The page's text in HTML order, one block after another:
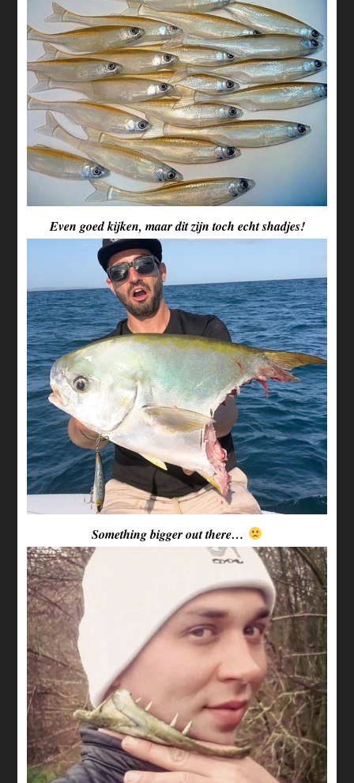
Even goed kijken, maar dit zijn toch echt shadjes!
Something bigger out there…